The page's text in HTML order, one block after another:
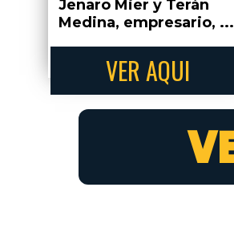
Jenaro Mier y Terán
Medina, empresario, ...
VER AQUI